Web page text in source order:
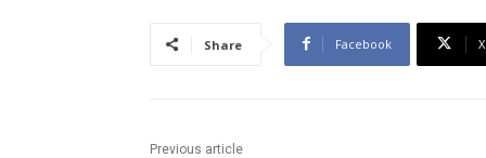
Share Facebook X
Previous article